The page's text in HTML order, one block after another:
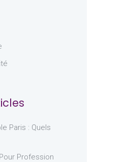
Paris : Quels
Profession